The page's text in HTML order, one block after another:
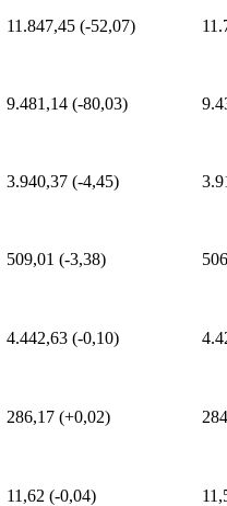
11.847,45 (-52,07)
9.481,14 (-80,03)
3.940,37 (-4,45)
509,01 (-3,38)
4.442,63 (-0,10)
286,17 (+0,02)
11,62 (-0,04)